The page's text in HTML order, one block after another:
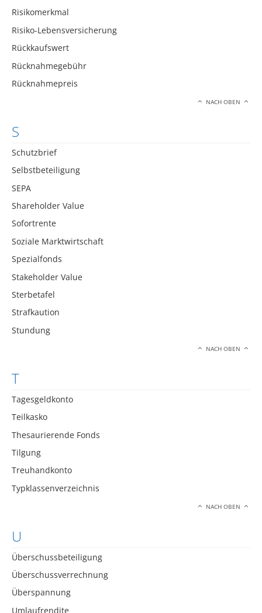
Risikomerkmal
Risiko-Lebensversicherung
Rückkaufswert
Rücknahmegebühr
Rücknahmepreis
NACH OBEN
S
Schutzbrief
Selbstbeteiligung
SEPA
Shareholder Value
Sofortrente
Soziale Marktwirtschaft
Spezialfonds
Stakeholder Value
Sterbetafel
Strafkaution
Stundung
NACH OBEN
T
Tagesgeldkonto
Teilkasko
Thesaurierende Fonds
Tilgung
Treuhandkonto
Typklassenverzeichnis
NACH OBEN
U
Überschussbeteiligung
Überschussverrechnung
Überspannung
Umlaufrendite